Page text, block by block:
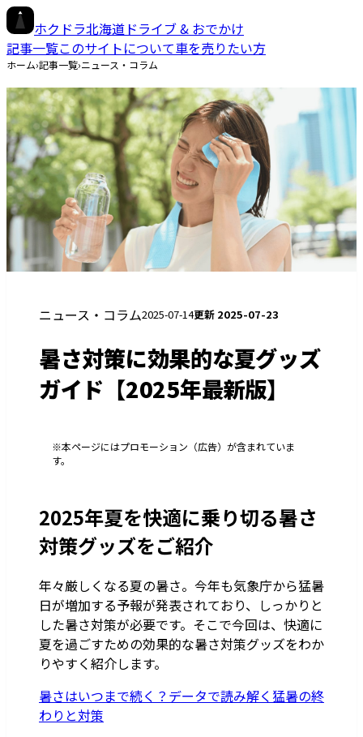
ホクドラ北海道ドライブ & おでかけ
記事一覧このサイトについて車を売りたい方
ホーム›記事一覧›ニュース・コラム
ニュース・コラム2025-07-14更新 2025-07-23
暑さ対策に効果的な夏グッズ
ガイド【2025年最新版】
※本ページにはプロモーション（広告）が含まれていま
す。
2025年夏を快適に乗り切る暑さ
対策グッズをご紹介
年々厳しくなる夏の暑さ。今年も気象庁から猛暑
日が増加する予報が発表されており、しっかりと
した暑さ対策が必要です。そこで今回は、快適に
夏を過ごすための効果的な暑さ対策グッズをわか
りやすく紹介します。
暑さはいつまで続く？データで読み解く猛暑の終
わりと対策